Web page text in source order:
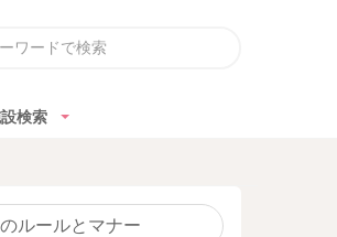
検索
ルールとマナー